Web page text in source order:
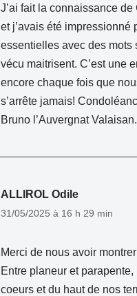
J’ai fait la connaissance de
et j’avais été
essentielles avec des mots
vécu maitrisent. C’est une
encore chaque fois que
s’arrête jamais!
Bruno l’Auvergnat Valaisan.
ALLIROL Odile
31/05/2025 à 16 h 29 min
Merci de nous avoir
Entre planeur et
coeurs et du haut de nos